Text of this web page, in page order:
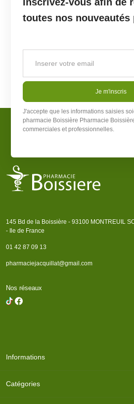
toutes nos nouveautés
Je m'inscris
J'accepte que les informations saisies
pharmacie Boissière Pharmacie
commerciales et professionnelles.
145 Bd de la Boissière - 93100 MONTREUIL
- Ile de France
01 42 87 09 13
pharmaciejacquillat@gmail.com
Nos réseaux
Informations
Catégories